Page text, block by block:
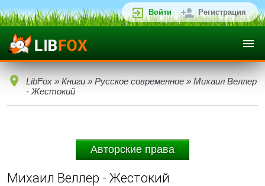
Войти Регистрация
LibFox » Книги » Русское современное » Михаил Веллер
- Жестокий
Авторские права
Михаил Веллер - Жестокий